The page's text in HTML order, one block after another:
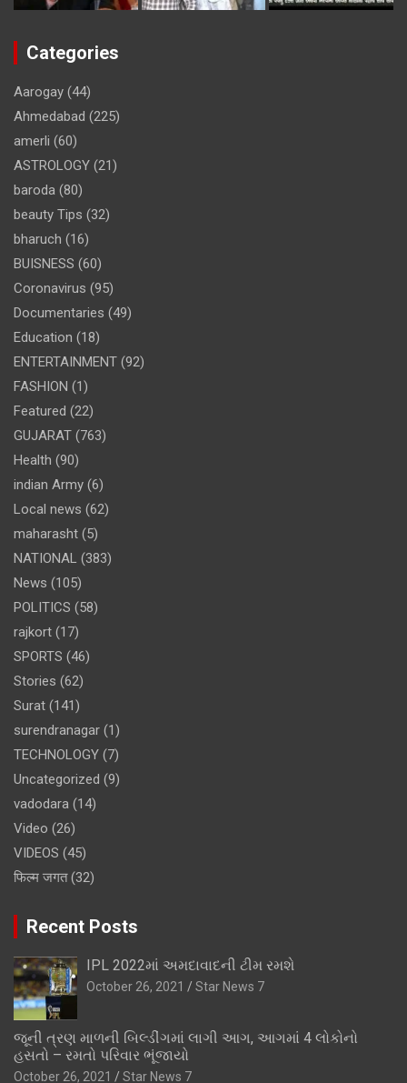
Categories
Aarogay (44)
Ahmedabad (225)
amerli (60)
ASTROLOGY (21)
baroda (80)
beauty Tips (32)
bharuch (16)
BUISNESS (60)
Coronavirus (95)
Documentaries (49)
Education (18)
ENTERTAINMENT (92)
FASHION (1)
Featured (22)
GUJARAT (763)
Health (90)
indian Army (6)
Local news (62)
maharasht (5)
NATIONAL (383)
News (105)
POLITICS (58)
rajkort (17)
SPORTS (46)
Stories (62)
Surat (141)
surendranagar (1)
TECHNOLOGY (7)
Uncategorized (9)
vadodara (14)
Video (26)
VIDEOS (45)
फिल्म जगत(32)
Recent Posts
IPL 2022માં અમદાવાદની ટીમ રમશે
October 26, 2021 Star News 7
જૂની ત્રણ માળની બિલ્ડીંગમાં લાગી આગ, આગમાં 4 લોકોનો
હસતો – રમતો પરિવાર ભૂંજાયો
October 26, 2021 Star News 7